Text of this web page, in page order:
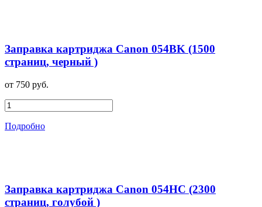
Заправка картриджа Canon 054BK (1500
страниц, черный )
от 750 руб.
Подробно
Заправка картриджа Canon 054HC (2300
страниц, голубой )